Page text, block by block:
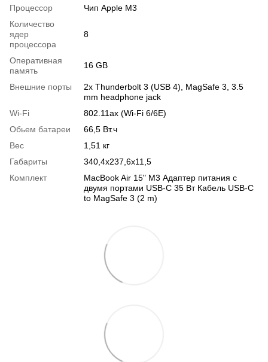
Процессор
Чип Apple M3
Количество
ядер
процессора
8
Оперативная
память
16 GB
Внешние порты
2x Thunderbolt 3 (USB 4), MagSafe 3, 3.5
mm headphone jack
Wi-Fi
802.11ax (Wi-Fi 6/6E)
Обьем батареи
66,5 Вт.ч
Вес
1,51 кг
Габариты
340,4x237,6x11,5
Комплект
MacBook Air 15" M3 Адаптер питания с
двумя портами USB-C 35 Вт Кабель USB-C
to MagSafe 3 (2 m)